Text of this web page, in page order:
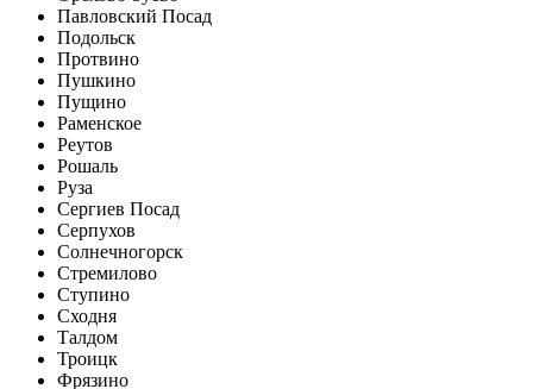
Павловский Посад
Подольск
Протвино
Пушкино
Пущино
Раменское
Реутов
Рошаль
Руза
Сергиев Посад
Серпухов
Солнечногорск
Стремилово
Ступино
Сходня
Талдом
Троицк
Фрязино